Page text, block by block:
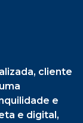
cliente
e
e digital,